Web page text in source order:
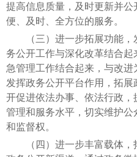
提高信息质量，及时更新并
便、及时、全方位的服务。
（三）进一步拓展功能，
务公开工作与深化改革结合
急管理工作结合起来，与改
发挥政务公开平台作用，拓
开促进依法办事、依法行政，
管理和服务水平，切实维护
和监督权。
（四）进一步丰富载体，